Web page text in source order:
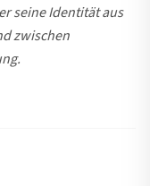
seine Identität aus
zwischen